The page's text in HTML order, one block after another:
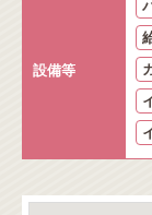
設備等